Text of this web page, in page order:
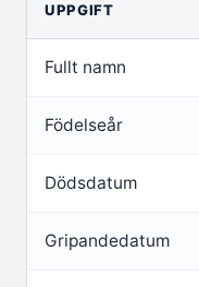
UPPGIFT
Fullt namn
Födelseår
Dödsdatum
Gripandedatum